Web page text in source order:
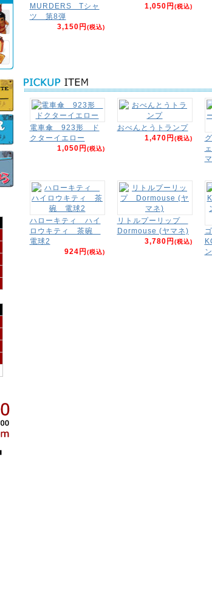
MURDERS Tシャ
ツ 第8弾
3,150円(税込)
1,050円(税込)
電車傘 923形 ド
クターイエロー
1,050円(税込)
おべんとうトランプ
1,470円(税込)
ハローキティ ハイ
ロウキティ 茶碗
電球2
924円(税込)
リトルプーリップ
Dormouse (ヤマネ)
3,780円(税込)